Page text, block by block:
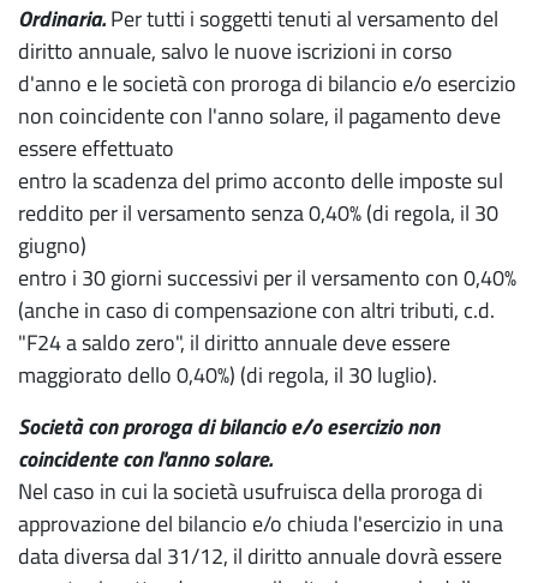
Ordinaria.Per tutti i soggetti tenuti al versamento del
diritto annuale, salvo le nuove iscrizioni in corso
d'anno e le società con proroga di bilancio e/o esercizio
non coincidente con l'anno solare, il pagamento deve
essere effettuato
entro la scadenza del primo acconto delle imposte sul
reddito per il versamento senza 0,40% (di regola, il 30
giugno)
entro i 30 giorni successivi per il versamento con 0,40%
(anche in caso di compensazione con altri tributi, c.d.
"F24 a saldo zero", il diritto annuale deve essere
maggiorato dello 0,40%) (di regola, il 30 luglio).
Società con proroga di bilancio e/o esercizio non
coincidente con l'anno solare.
Nel caso in cui la società usufruisca della proroga di
approvazione del bilancio e/o chiuda l'esercizio in una
data diversa dal 31/12, il diritto annuale dovrà essere